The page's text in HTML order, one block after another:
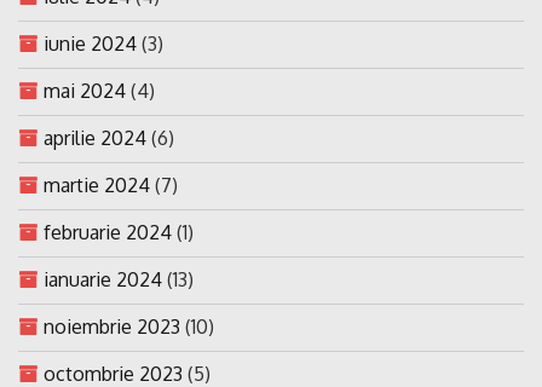
iunie 2024 (3)
mai 2024 (4)
aprilie 2024 (6)
martie 2024 (7)
februarie 2024 (1)
ianuarie 2024 (13)
noiembrie 2023 (10)
octombrie 2023 (5)